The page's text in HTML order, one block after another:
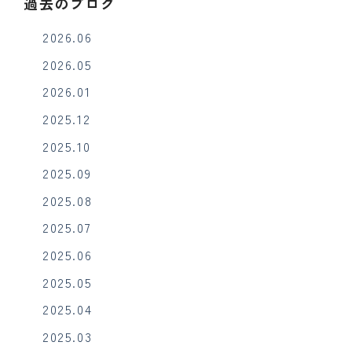
2026.06
2026.05
2026.01
2025.12
2025.10
2025.09
2025.08
2025.07
2025.06
2025.05
2025.04
2025.03